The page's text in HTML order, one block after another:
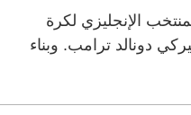
الإنجليزي لكرة
دونالد ترامب. وبناء